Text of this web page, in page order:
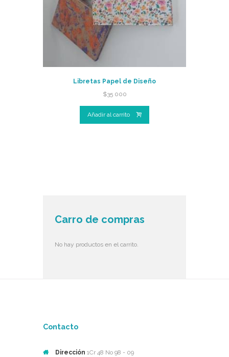
Libretas Papel de Diseño
$35 000
Añadir al carrito
Carro de compras
No hay productos en el carrito.
Contacto
Dirección 1Cr 48 No 98 - 09